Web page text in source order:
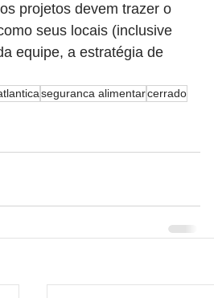
projetos devem trazer o
seus locais (inclusive
equipe, a estratégia de
seguranca alimentarcerrado